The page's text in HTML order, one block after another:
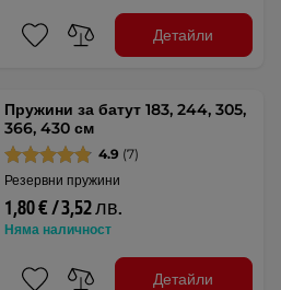
Детайли
Пружини за батут 183, 244, 305,
366, 430 см
4.9 (7)
Резервни пружини
1,80 € / 3,52 лв.
Няма наличност
Детайли